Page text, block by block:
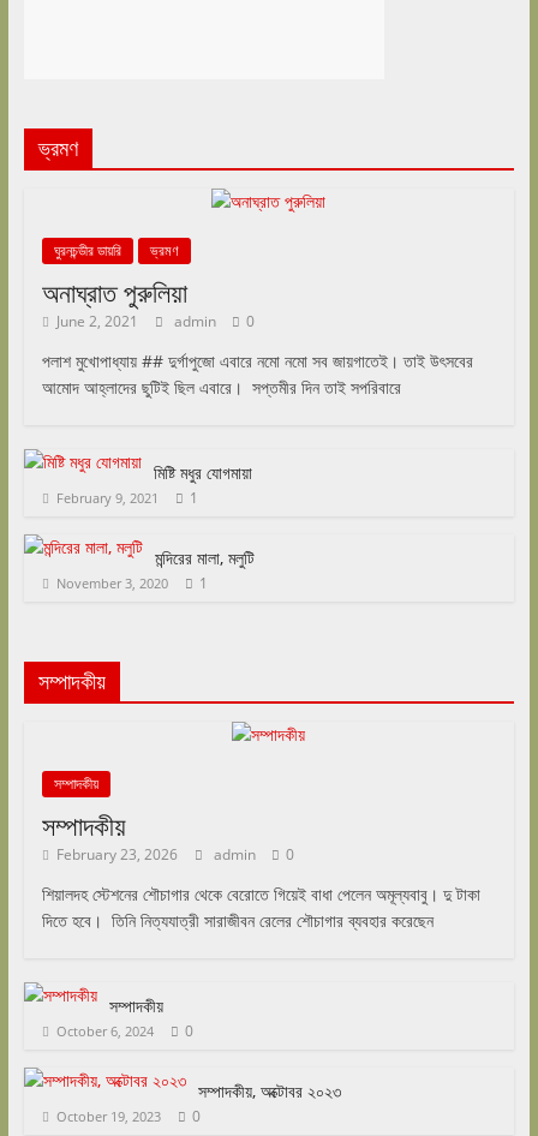
ভ্রমণ
ঘুরনচন্ডীর ডায়রি ভ্রমণ
অনাঘ্রাত পুরুলিয়া
June 2, 2021 admin 0
পলাশ মুখোপাধ্যায় ## দুর্গাপুজো এবারে নমো নমো সব জায়গাতেই। তাই উৎসবের
আমোদ আহ্লাদের ছুটিই ছিল এবারে। সপ্তমীর দিন তাই সপরিবারে
মিষ্টি মধুর যোগমায়া
February 9, 2021 1
মন্দিরের মালা, মলুটি
November 3, 2020 1
সম্পাদকীয়
সম্পাদকীয়
সম্পাদকীয়
February 23, 2026 admin 0
শিয়ালদহ স্টেশনের শৌচাগার থেকে বেরোতে গিয়েই বাধা পেলেন অমূল্যবাবু। দু টাকা
দিতে হবে। তিনি নিত্যযাত্রী সারাজীবন রেলের শৌচাগার ব্যবহার করেছেন
সম্পাদকীয়
October 6, 2024 0
সম্পাদকীয়, অক্টোবর ২০২৩
October 19, 2023 0